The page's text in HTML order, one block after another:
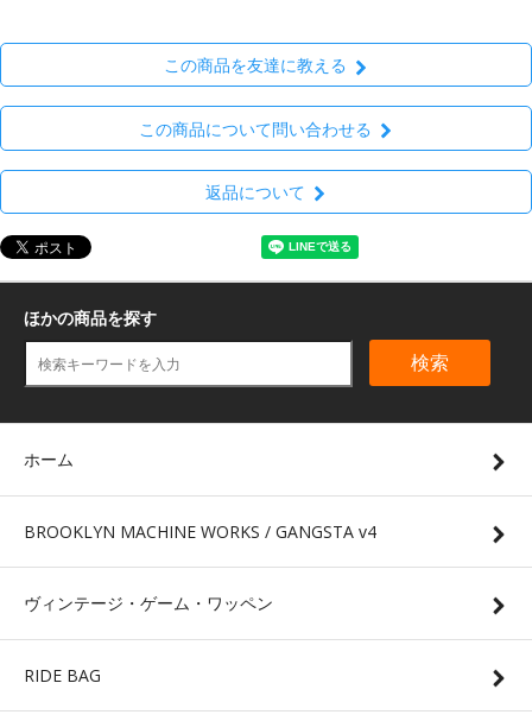
この商品を友達に教える
この商品について問い合わせる
返品について
ほかの商品を探す
検索
ホーム
BROOKLYN MACHINE WORKS / GANGSTA v4
ヴィンテージ・ゲーム・ワッペン
RIDE BAG